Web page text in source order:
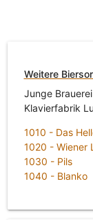
Weitere
Junge
Klavierfabrik
1010 - Das
1020 - Wiener
1030 - Pils
1040 - Blanko